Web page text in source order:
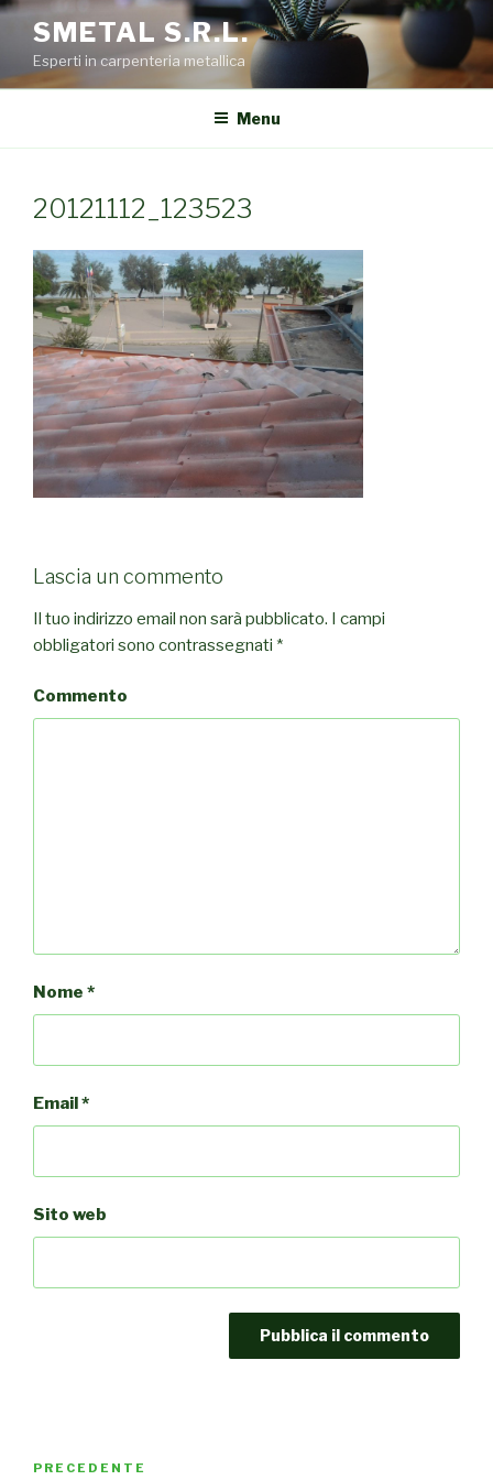
Salta
contenuto
SMETAL S.R.L.
Esperti in carpenteria metallica
Menu
20121112_123523
Lascia un commento
Il tuo indirizzo email non sarà pubblicato. I campi
obbligatori sono contrassegnati *
Commento
Nome *
Email*
Sito web
Navigazione
Articolo
PRECEDENTE